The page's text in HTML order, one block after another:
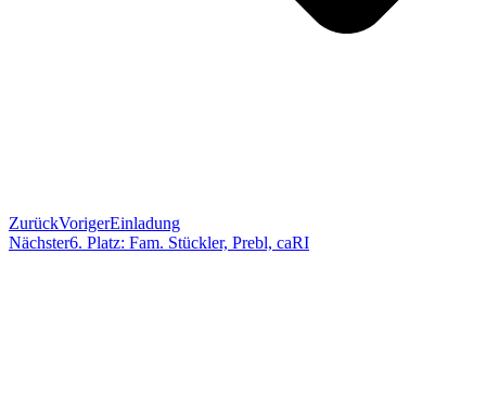
ZurückVorigerEinladung
Nächster6. Platz: Fam. Stückler, Prebl, caRI